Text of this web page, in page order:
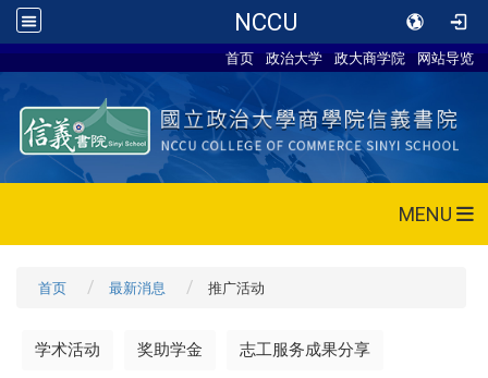
NCCU
首页 政治大学 政大商学院 网站导览
MENU
首页 最新消息 推广活动
学术活动 奖助学金 志工服务成果分享